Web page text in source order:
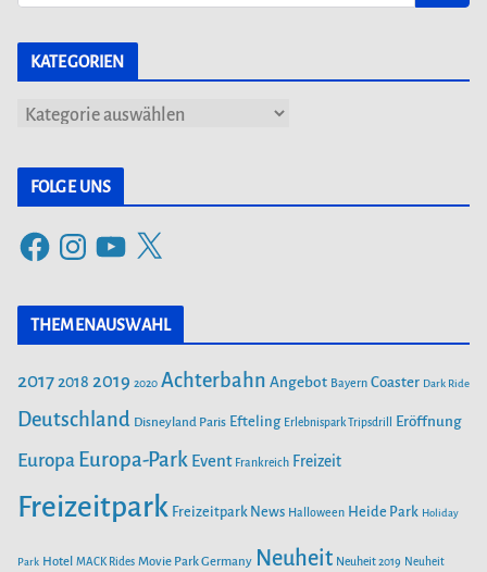
KATEGORIEN
g
e
n
FOLGE UNS
F
c
o
o
s
t
g
r
Y
u
T
b
e
X
THEMENAUSWAHL
20172018 2019 2020 Achterbahn Angebot Bayern Coaster Dark Ride
Deutschland Disneyland Paris Efteling Erlebnispark Tripsdrill Eröffnung
Europa Europa-Park Event Frankreich Freizeit
Freizeitpark Freizeitpark News Halloween Heide Park Holiday
Park Hotel MACK Rides Movie Park Germany Neuheit Neuheit 2019 Neuheit